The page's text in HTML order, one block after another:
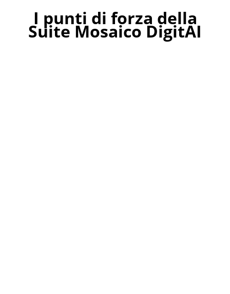
I punti di forza della
Suite Mosaico DigitAI